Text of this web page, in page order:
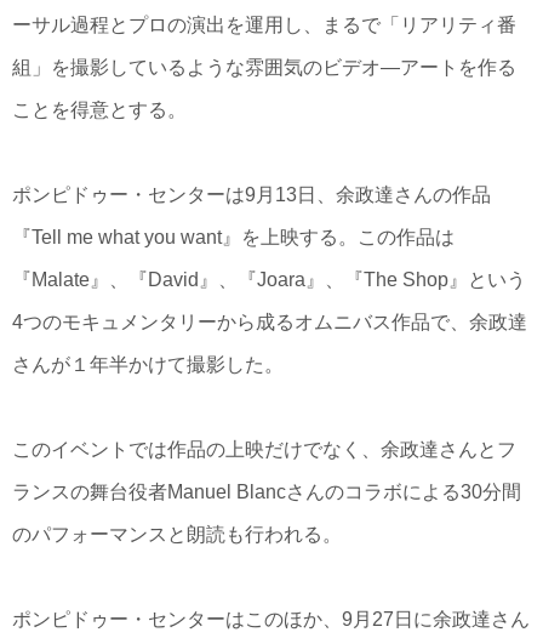
ーサル過程とプロの演出を運用し、まるで「リアリティ番
組」を撮影しているような雰囲気のビデオ―アートを作る
ことを得意とする。
ポンピドゥー・センターは9月13日、余政達さんの作品
『Tell me what you want』を上映する。この作品は
『Malate』、『David』、『Joara』、『The Shop』という
4つのモキュメンタリーから成るオムニバス作品で、余政達
さんが１年半かけて撮影した。
このイベントでは作品の上映だけでなく、余政達さんとフ
ランスの舞台役者Manuel Blancさんのコラボによる30分間
のパフォーマンスと朗読も行われる。
ポンピドゥー・センターはこのほか、9月27日に余政達さん